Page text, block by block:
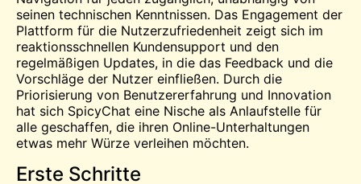
seinen technischen Kenntnissen. Das Engagement der
Plattform für die Nutzerzufriedenheit zeigt sich im
reaktionsschnellen Kundensupport und den
regelmäßigen Updates, in die das Feedback und die
Vorschläge der Nutzer einfließen. Durch die
Priorisierung von Benutzererfahrung und Innovation
hat sich SpicyChat eine Nische als Anlaufstelle für
alle geschaffen, die ihren Online-Unterhaltungen
etwas mehr Würze verleihen möchten.
Erste Schritte